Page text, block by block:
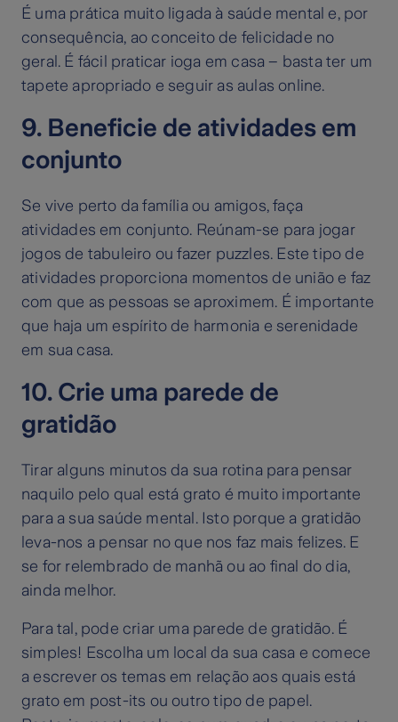
É uma prática muito ligada à saúde mental e, por
consequência, ao conceito de felicidade no
geral. É fácil praticar ioga em casa – basta ter um
tapete apropriado e seguir as aulas online.
9. Beneficie de atividades em
conjunto
Se vive perto da família ou amigos, faça
atividades em conjunto. Reúnam-se para jogar
jogos de tabuleiro ou fazer puzzles. Este tipo de
atividades proporciona momentos de união e faz
com que as pessoas se aproximem. É importante
que haja um espírito de harmonia e serenidade
em sua casa.
10. Crie uma parede de
gratidão
Tirar alguns minutos da sua rotina para pensar
naquilo pelo qual está grato é muito importante
para a sua saúde mental. Isto porque a gratidão
leva-nos a pensar no que nos faz mais felizes. E
se for relembrado de manhã ou ao final do dia,
ainda melhor.
Para tal, pode criar uma parede de gratidão. É
simples! Escolha um local da sua casa e comece
a escrever os temas em relação aos quais está
grato em post-its ou outro tipo de papel.